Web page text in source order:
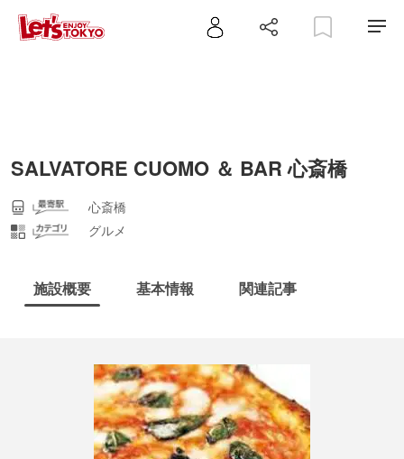
SALVATORE CUOMO ＆ BAR 心斎橋
心斎橋
グルメ
施設概要 基本情報 関連記事